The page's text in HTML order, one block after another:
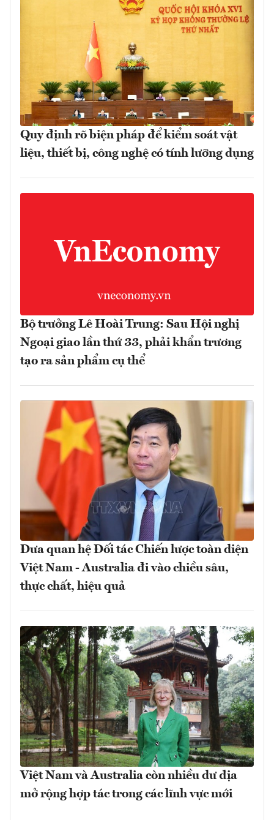
Quy định rõ biện pháp để kiểm soát vật
liệu, thiết bị, công nghệ có tính lưỡng dụng
Bộ trưởng Lê Hoài Trung: Sau Hội nghị
Ngoại giao lần thứ 33, phải khẩn trương
tạo ra sản phẩm cụ thể
Đưa quan hệ Đối tác Chiến lược toàn diện
Việt Nam - Australia đi vào chiều sâu,
thực chất, hiệu quả
Việt Nam và Australia còn nhiều dư địa
mở rộng hợp tác trong các lĩnh vực mới